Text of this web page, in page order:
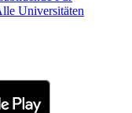
Universitäten